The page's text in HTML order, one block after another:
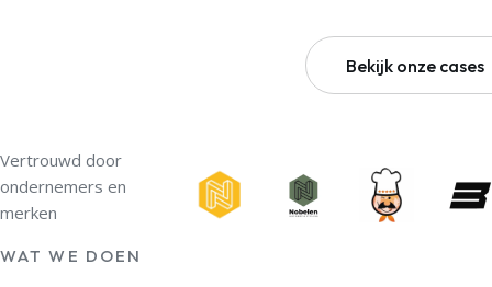
Bekijk onze cases
Vertrouwd door
ondernemers en
merken
WAT WE DOEN